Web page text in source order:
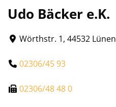
Udo Bäcker e.K.
Wörthstr. 1, 44532 Lünen
02306/45 93
02306/48 48 0